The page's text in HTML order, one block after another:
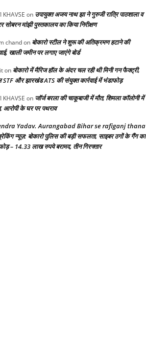
KHAVSE on उपायुक्त अजय नाथ झा ने गुरुजी रात्रि पाठशाला व
सोबरन मांझी पुस्तकालय का किया निरीक्षण
chandon बोकारो स्टील ने शुरू की अतिक्रमण हटाने की
खाली जमीन पर लगाए जाएंगे बोर्ड
on बोकारो में मैरिज हॉल के अंदर चल रही थी मिनी गन फैक्ट्री,
STF और झारखंड ATS की संयुक्त कार्रवाई में भंडाफोड़
KHAVSE on जॉर्ज बरला की चाकूबाजी में मौत, शिमला कॉलोनी में
आरोपी के घर पर पथराव
Yadav. Aurangabad Bihar se rafiganj thana
न्यूज़: बोकारो पुलिस की बड़ी सफलता, साइबर ठगों के गैंग का
– 14.33 लाख रुपये बरामद, तीन गिरफ्तार